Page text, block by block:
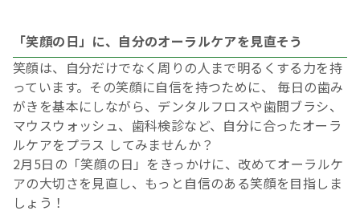
「笑顔の日」に、自分のオーラルケアを見直そう
笑顔は、自分だけでなく周りの人まで明るくする力を持
っています。その笑顔に自信を持つために、 毎日の歯み
がきを基本にしながら、デンタルフロスや歯間ブラシ、
マウスウォッシュ、歯科検診など、自分に合ったオーラ
ルケアをプラス してみませんか？
2月5日の「笑顔の日」をきっかけに、改めてオーラルケ
アの大切さを見直し、もっと自信のある笑顔を目指しま
しょう！